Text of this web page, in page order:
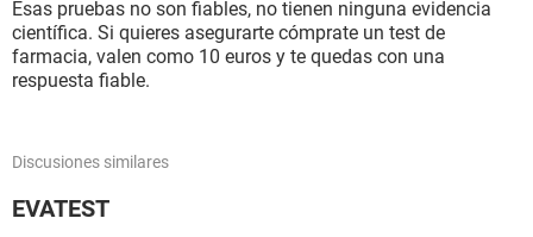
Esas pruebas no son fiables, no tienen ninguna evidencia
científica. Si quieres asegurarte cómprate un test de
farmacia, valen como 10 euros y te quedas con una
respuesta fiable.
Discusiones similares
EVATEST